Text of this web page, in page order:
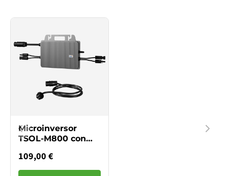
Microinversor
TSOL-M800 con
109,00 €